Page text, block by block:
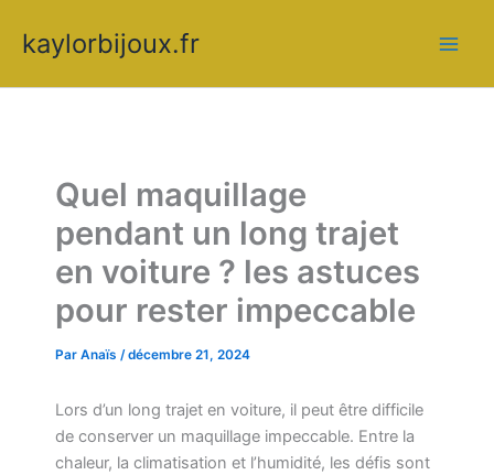
contenu
kaylorbijoux.fr
Quel maquillage
pendant un long trajet
en voiture ? les astuces
pour rester impeccable
Par Anaïs /décembre 21, 2024
Lors d’un long trajet en voiture, il peut être difficile
de conserver un maquillage impeccable. Entre la
chaleur, la climatisation et l’humidité, les défis sont